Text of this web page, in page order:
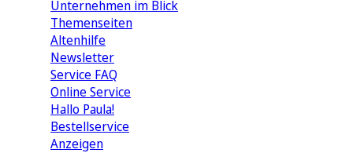
Unternehmen im Blick
Themenseiten
Altenhilfe
Newsletter
Service FAQ
Online Service
Hallo Paula!
Bestellservice
Anzeigen